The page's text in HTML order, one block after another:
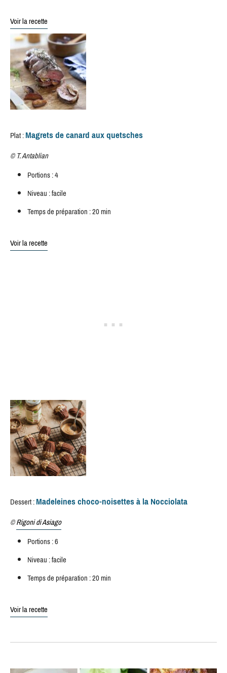
Voir la recette
Plat :Magrets de canard aux quetsches
©T. Antablian
Portions : 4
Niveau : facile
Temps de préparation : 20 min
Voir la recette
Dessert :Madeleines choco-noisettes à la Nocciolata
©Rigoni di Asiago
Portions : 6
Niveau : facile
Temps de préparation : 20 min
Voir la recette